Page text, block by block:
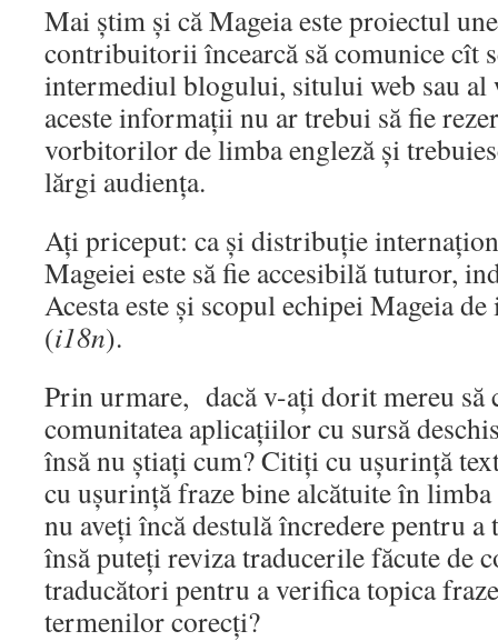
Mai știm și că Mageia este proiectul
contribuitorii încearcă să comunice cît
intermediul blogului, sitului web sau
aceste informații nu ar trebui să fie
vorbitorilor de limba engleză și
lărgi audiența.
Ați priceput: ca și distribuție
Mageiei este să fie accesibilă tuturor,
Acesta este și scopul echipei Mageia
(i18n).
Prin urmare, dacă v-ați dorit mereu să
comunitatea aplicațiilor cu sursă
însă nu știați cum? Citiți cu ușurință
cu ușurință fraze bine alcătuite în limba
nu aveți încă destulă încredere pentru a
însă puteți reviza traducerile făcute de
traducători pentru a verifica topica
termenilor corecți?